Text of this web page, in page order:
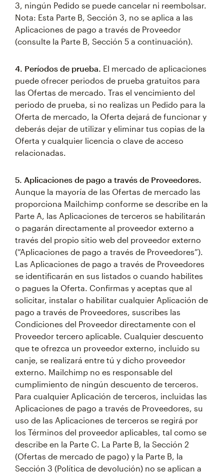
3, ningún Pedido se puede cancelar ni reembolsar.
Nota: Esta Parte B, Sección 3, no se aplica a las
Aplicaciones de pago a través de Proveedor
(consulte la Parte B, Sección 5 a continuación).
4. Períodos de prueba. El mercado de aplicaciones
puede ofrecer periodos de prueba gratuitos para
las Ofertas de mercado. Tras el vencimiento del
periodo de prueba, si no realizas un Pedido para la
Oferta de mercado, la Oferta dejará de funcionar y
deberás dejar de utilizar y eliminar tus copias de la
Oferta y cualquier licencia o clave de acceso
relacionadas.
5. Aplicaciones de pago a través de Proveedores.
Aunque la mayoría de las Ofertas de mercado las
proporciona Mailchimp conforme se describe en la
Parte A, las Aplicaciones de terceros se habilitarán
o pagarán directamente al proveedor externo a
través del propio sitio web del proveedor externo
(“Aplicaciones de pago a través de Proveedores”).
Las Aplicaciones de pago a través de Proveedores
se identificarán en sus listados o cuando habilites
o pagues la Oferta. Confirmas y aceptas que al
solicitar, instalar o habilitar cualquier Aplicación de
pago a través de Proveedores, suscribes las
Condiciones del Proveedor directamente con el
Proveedor tercero aplicable. Cualquier descuento
que te ofrezca un proveedor externo, incluido su
canje, se realizará entre tú y dicho proveedor
externo. Mailchimp no es responsable del
cumplimiento de ningún descuento de terceros.
Para cualquier Aplicación de terceros, incluidas las
Aplicaciones de pago a través de Proveedores, su
uso de las Aplicaciones de terceros se regirá por
los Términos del proveedor aplicables, tal como se
describe en la Parte C. La Parte B, la Sección 2
(Ofertas de mercado de pago) y la Parte B, la
Sección 3 (Política de devolución) no se aplican a